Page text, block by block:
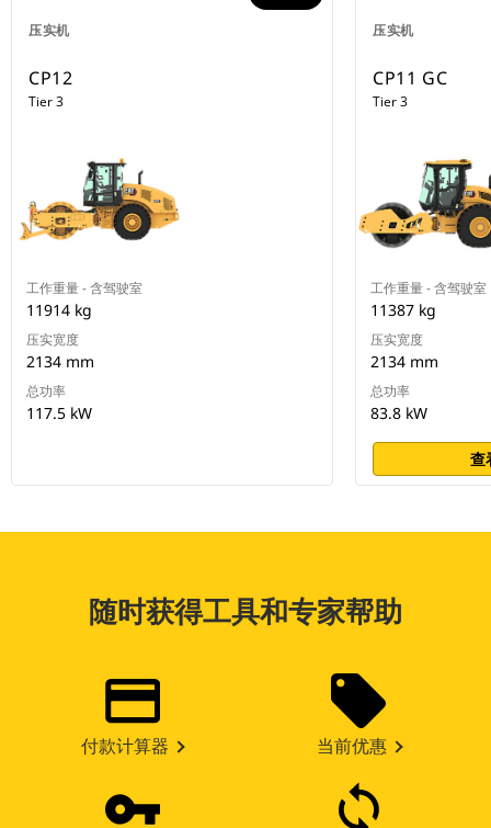
压实机
CP12
Tier 3
工作重量 - 含驾驶室
11914 kg
压实宽度
2134 mm
总功率
117.5 kW
压实机
CP11 GC
Tier 3
工作重量 - 含驾驶室
11387 kg
压实宽度
2134 mm
总功率
83.8 kW
查
随时获得工具和专家帮助
付款计算器 当前优惠